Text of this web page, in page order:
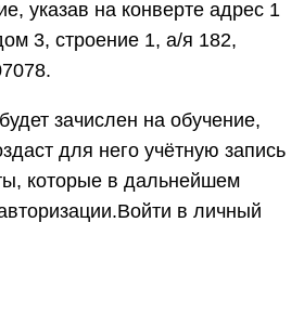
указав на конверте адрес 1
3, строение 1, а/я 182,
зачислен на обучение,
для него учётную запись
которые в дальнейшем
в личный